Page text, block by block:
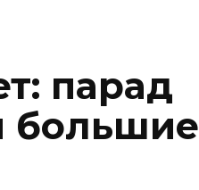
парад
большие